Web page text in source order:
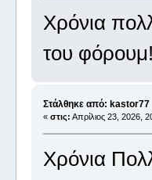
Χρόνια
του
Στάλθηκε από: kastor77
« στις: Απρίλιος 23, 2026,
Χρόνια